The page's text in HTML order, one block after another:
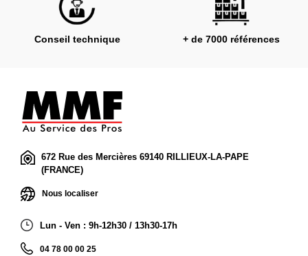
Conseil technique + de 7000 références
672 Rue des Mercières 69140 RILLIEUX-LA-PAPE
(FRANCE)
Nous localiser
Lun - Ven : 9h-12h30 / 13h30-17h
04 78 00 00 25